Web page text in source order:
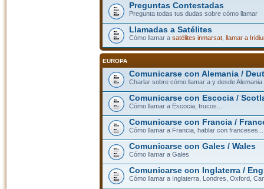
Preguntas Contestadas
Pregunta todas tus dudas sobre cómo llamar
Llamadas a Satélites
Cómo llamar a satélites inmarsat, llamar a
EUROPA
Comunicarse con Alemania /
Charlar sobre cómo llamar a y desde Alemania
Comunicarse con Escocia /
Cómo llamar a Escocia, trucos...
Comunicarse con Francia /
Cómo llamar a Francia, hablar con franceses...
Comunicarse con Gales / Wales
Cómo llamar a Gales
Comunicarse con Inglaterra /
Cómo llamar a Inglaterra, Londres, Oxford,